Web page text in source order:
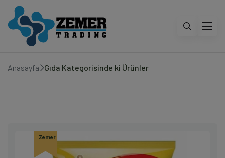
Anasayfa Gıda Kategorisinde ki Ürünler
Zemer